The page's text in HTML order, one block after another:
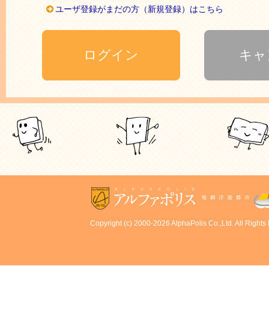
ユーザ登録がまだの方（新規登録）はこちら
Copyright (c) 2000-2026 AlphaPolis Co.,Ltd. All Rights